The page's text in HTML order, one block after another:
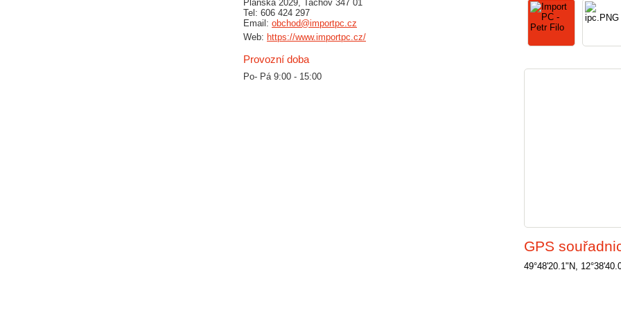
Plánská 2029, Tachov 347 01
Tel: 606 424 297
Email: obchod@importpc.cz
Web: https://www.importpc.cz/
Provozní doba
Po- Pá 9:00 - 15:00
GPS
49°48'20.1"N,